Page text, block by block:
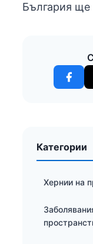
Категории
Хернии на
България ще